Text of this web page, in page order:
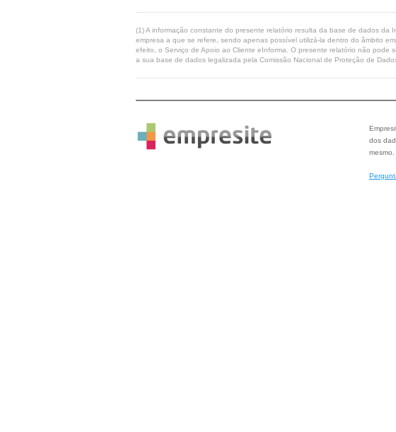
(1) A informação constante do presente relatório resulta da base de dados
empresa a que se refere, sendo apenas possível utilizá-la dentro do âmbito
efeito, o Serviço de Apoio ao Cliente eInforma. O presente relatório não pode
a sua base de dados legalizada pela Comissão Nacional de Proteção de
dos
mesmo.